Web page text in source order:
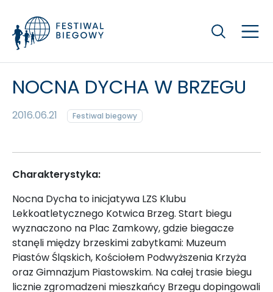
Szukaj
NOCNA DYCHA W BRZEGU
2016.06.21 Festiwal biegowy
Charakterystyka:
Nocna Dycha to inicjatywa LZS Klubu
Lekkoatletycznego Kotwica Brzeg. Start biegu
wyznaczono na Plac Zamkowy, gdzie biegacze
stanęli między brzeskimi zabytkami: Muzeum
Piastów Śląskich, Kościołem Podwyższenia Krzyża
oraz Gimnazjum Piastowskim. Na całej trasie biegu
licznie zgromadzeni mieszkańcy Brzegu dopingowali